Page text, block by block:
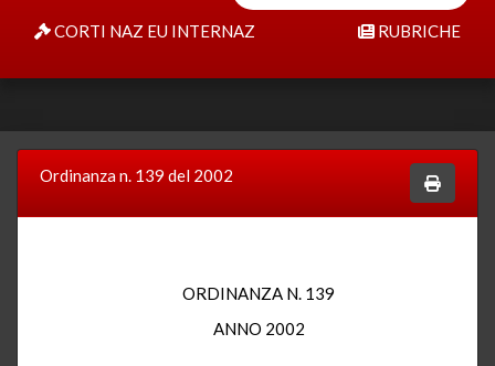
CORTI NAZ EU INTERNAZ RUBRICHE
Ordinanza n. 139 del 2002
ORDINANZA N. 139
ANNO 2002